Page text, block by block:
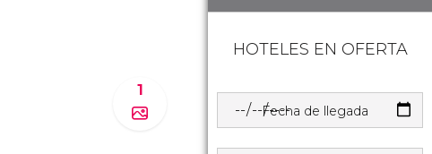
1
HOTELES EN OFERTA
Fecha de llegada